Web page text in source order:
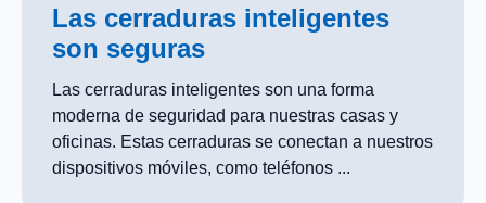
Las cerraduras inteligentes
son seguras
Las cerraduras inteligentes son una forma
moderna de seguridad para nuestras casas y
oficinas. Estas cerraduras se conectan a nuestros
dispositivos móviles, como teléfonos ...